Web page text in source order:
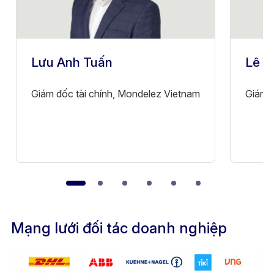
Lưu Anh Tuấn
Giám đốc tài chính, Mondelez Vietnam
Lê
Giám
Mạng lưới đối tác doanh nghiệp